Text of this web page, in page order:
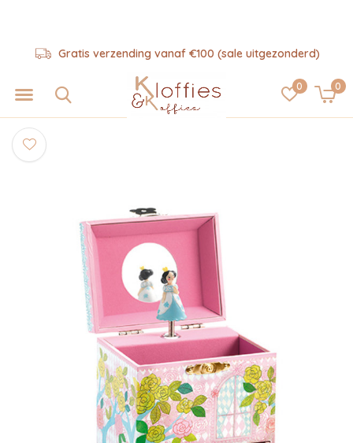
0 0
Gratis verzending vanaf €100 (sale uitgezonderd)